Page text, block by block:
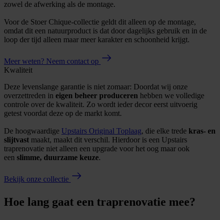
zowel de afwerking als de montage.
Voor de Stoer Chique-collectie geldt dit alleen op de montage,
omdat dit een natuurproduct is dat door dagelijks gebruik en in de
loop der tijd alleen maar meer karakter en schoonheid krijgt.
Meer weten? Neem contact op
Kwaliteit
Deze levenslange garantie is niet zomaar: Doordat wij onze
overzettreden in eigen beheer produceren hebben we volledige
controle over de kwaliteit. Zo wordt ieder decor eerst uitvoerig
getest voordat deze op de markt komt.
De hoogwaardige Upstairs Original Toplaag, die elke trede kras- en
slijtvast maakt, maakt dit verschil. Hierdoor is een Upstairs
traprenovatie niet alleen een upgrade voor het oog maar ook
een slimme, duurzame keuze.
Bekijk onze collectie
Hoe lang gaat een traprenovatie mee?